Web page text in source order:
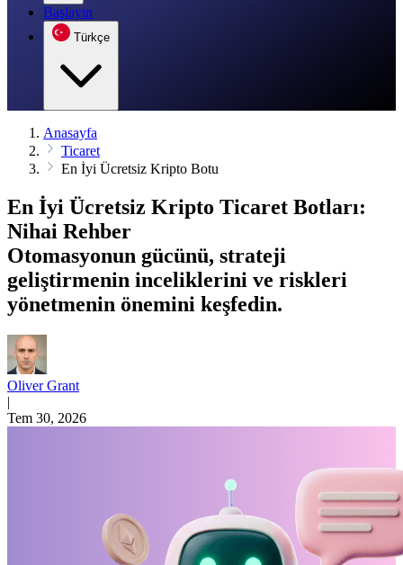
Başlayın
Türkçe
Anasayfa
Ticaret
En İyi Ücretsiz Kripto Botu
En İyi Ücretsiz Kripto Ticaret Botları:
Nihai Rehber
Otomasyonun gücünü, strateji
geliştirmenin inceliklerini ve riskleri
yönetmenin önemini keşfedin.
Oliver Grant
|
Tem 30, 2026